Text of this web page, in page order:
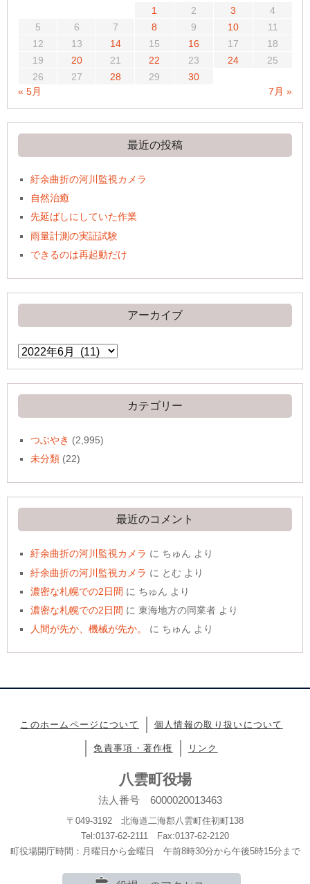
1 2 3
4
5
6 7 8 9 10
11
12
13 14 15 16 17
18
19
20 21 22 23 24
25
26
27 28 29
30
« 5月
7月 »
最近の投稿
紆余曲折の河川監視カメラ
自然治癒
先延ばしにしていた作業
雨量計測の実証試験
できるのは再起動だけ
アーカイブ
ア
ー
イ
ブ
カテゴリー
つぶやき (2,995)
未分類 (22)
最近のコメント
紆余曲折の河川監視カメラ に ちゅん より
紆余曲折の河川監視カメラ に とむ より
濃密な札幌での2日間 に ちゅん より
濃密な札幌での2日間 に東海地方の同業者 より
人間が先か、機械が先か。
に ちゅん より
このホームページについて 個人情報の取り扱いについて
免責事項・著作権 リンク
八雲町役場
法人番号 6000020013463
〒049-3192 北海道二海郡八雲町住初町138
Tel:0137-62-2111 Fax:0137-62-2120
町役場開庁時間：月曜日から金曜日 午前8時30分から午後5時15分まで